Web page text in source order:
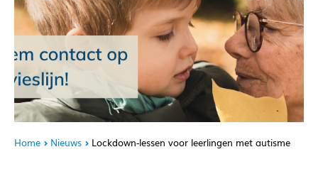
Home Nieuws Lockdown-lessen voor leerlingen met autisme